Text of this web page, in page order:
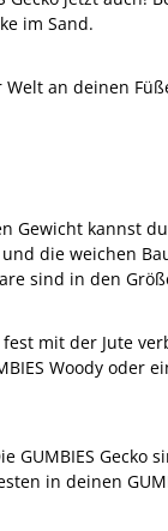
im Sand.
an deinen
kannst
die weichen
sind in den
mit der Jute
Woody oder
in deinen